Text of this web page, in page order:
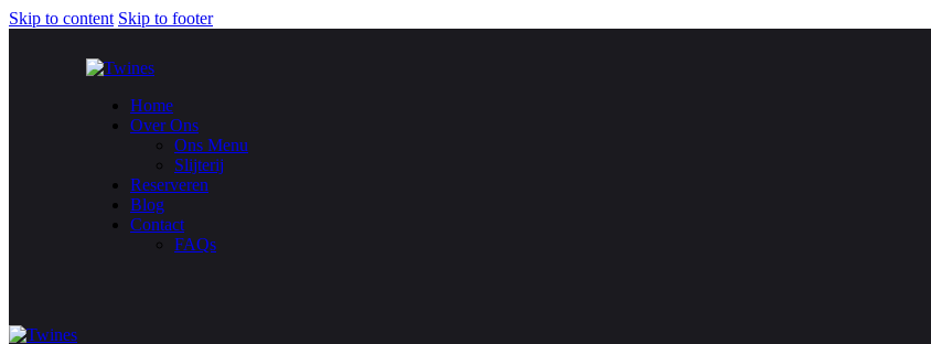
Skip to content Skip to footer
Home
Over Ons
Ons Menu
Slijterij
Reserveren
Blog
Contact
FAQs